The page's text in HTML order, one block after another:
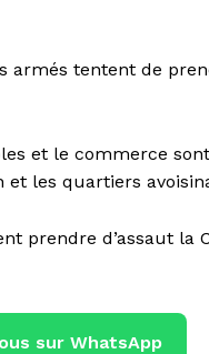
armés tentent de
et le commerce
et les quartiers
prendre d’assaut la
sur WhatsApp